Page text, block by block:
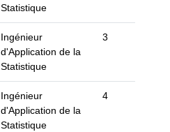
Statistique
Ingénieur
d'Application de la
Statistique
3
Ingénieur
d'Application de la
Statistique
4